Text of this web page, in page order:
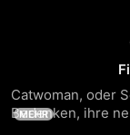
Catwoman, oder
Bedenken, ihre
MEHR